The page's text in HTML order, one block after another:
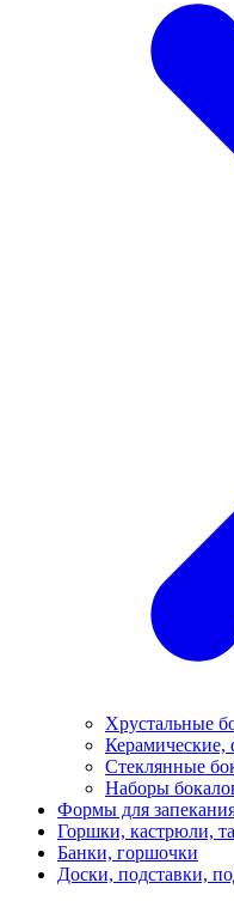
Хрустальные
Керамические,
Стеклянные
Наборы
Формы для
Горшки, кастрюли,
Банки, горшочки
Доски, подставки,